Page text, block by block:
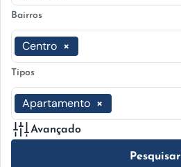
Bairros
×
Centro
Tipos
×
Apartamento
Avançado
Pesquisar